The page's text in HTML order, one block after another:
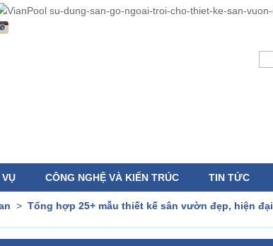
VỤ CÔNG NGHỆ VÀ KIẾN TRÚC TIN TỨC
> Tổng hợp 25+ mẫu thiết kế sân vườn đẹp, hiện đại